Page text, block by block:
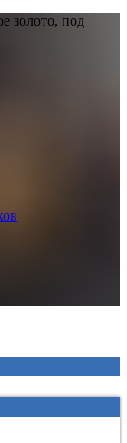
золото, под